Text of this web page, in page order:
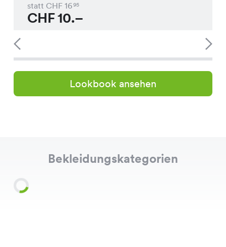
statt CHF 1695
CHF10.–
Lookbook ansehen
Bekleidungskategorien